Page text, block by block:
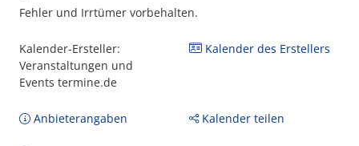
Fehler und Irrtümer vorbehalten.
Kalender-Ersteller:
Veranstaltungen und
Events termine.de
Kalender des Erstellers
Anbieterangaben Kalender teilen